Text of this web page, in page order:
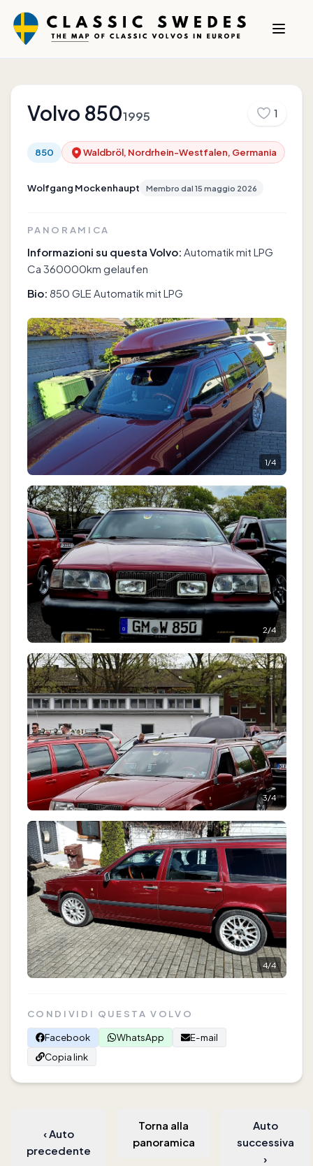
Volvo 8501995 1
850 Waldbröl, Nordrhein-Westfalen, Germania
Wolfgang Mockenhaupt Membro dal 15 maggio 2026
PANORAMICA
Informazioni su questa Volvo: Automatik mit LPG
Ca 360000km gelaufen
Bio: 850 GLE Automatik mit LPG
1/4
2/4
3/4
4/4
CONDIVIDI QUESTA VOLVO
Facebook
WhatsApp
E-mail
Copia link
‹ Auto
precedente
Torna alla
panoramica
Auto
successiva
›